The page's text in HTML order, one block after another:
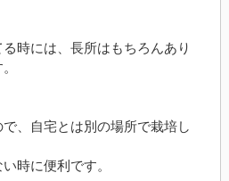
時には、長所はもちろんあり
、自宅とは別の場所で栽培し
時に便利です。